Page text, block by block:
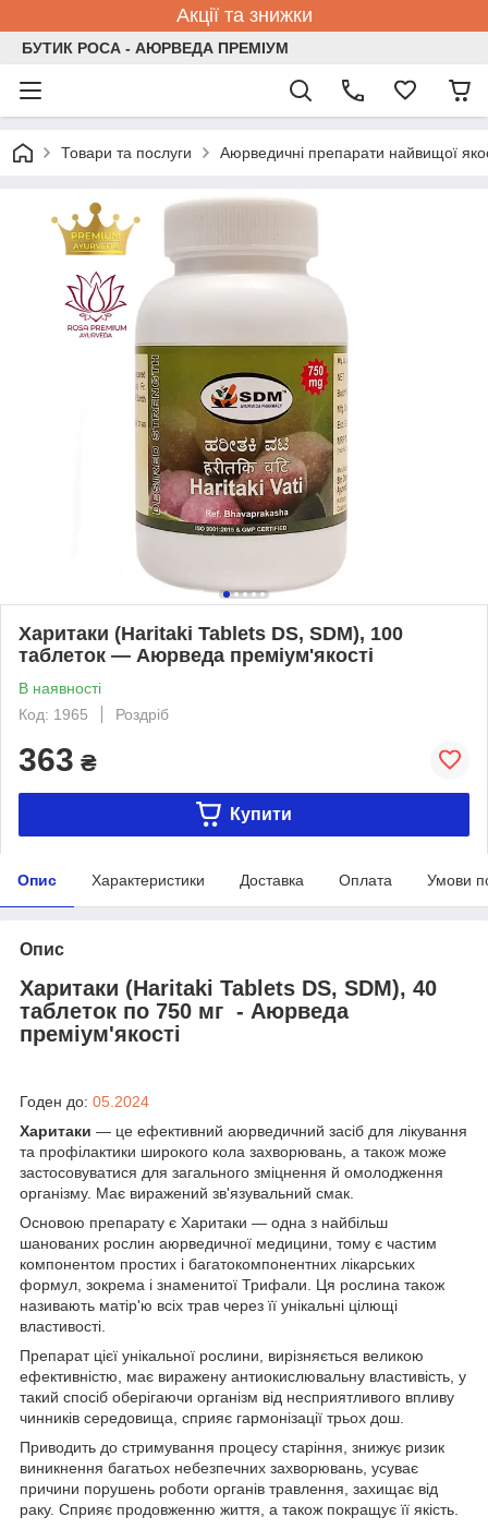
Акції та знижки
БУТИК РОСА - АЮРВЕДА ПРЕМІУМ
Товари та послуги Аюрведичні препарати найвищої
Харитаки (Haritaki Tablets DS, SDM), 100
таблеток — Аюрведа преміум'якості
В наявності
Код: 1965
Роздріб
363 ₴
Купити
Опис Характеристики Доставка Оплата Умови
Опис
Харитаки (Haritaki Tablets DS, SDM), 40
таблеток по 750 мг - Аюрведа
преміум'якості
Годен до: 05.2024
Харитаки — це ефективний аюрведичний засіб для лікування
та профілактики широкого кола захворювань, а також може
застосовуватися для загального зміцнення й омолодження
організму. Має виражений зв'язувальний смак.
Основою препарату є Харитаки — одна з найбільш
шанованих рослин аюрведичної медицини, тому є частим
компонентом простих і багатокомпонентних лікарських
формул, зокрема і знаменитої Трифали. Ця рослина також
називають матір'ю всіх трав через її унікальні цілющі
властивості.
Препарат цієї унікальної рослини, вирізняється великою
ефективністю, має виражену антиокислювальну властивість, у
такий спосіб оберігаючи організм від несприятливого впливу
чинників середовища, сприяє гармонізації трьох дош.
Приводить до стримування процесу старіння, знижує ризик
виникнення багатьох небезпечних захворювань, усуває
причини порушень роботи органів травлення, захищає від
раку. Сприяє продовженню життя, а також покращує її якість.